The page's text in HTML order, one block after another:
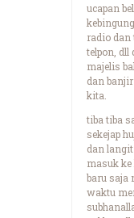
ucapan
radio dan
telpon, dll
majelis
dan
kita.
tiba tiba
sekejap
dan
masuk ke
baru saja
waktu